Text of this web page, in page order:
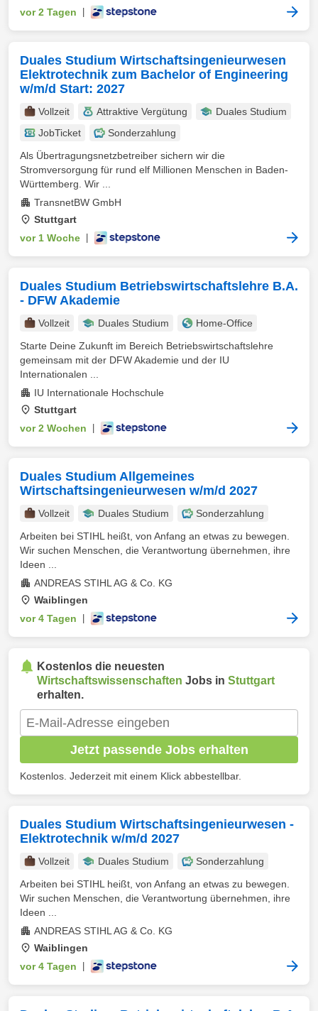
vor 2 Tagen
Duales Studium Wirtschaftsingenieurwesen
Elektrotechnik zum Bachelor of Engineering
w/m/d Start: 2027
Vollzeit Attraktive Vergütung
Duales Studium
JobTicket
Sonderzahlung
Als Übertragungsnetzbetreiber sichern wir die
Stromversorgung für rund elf Millionen Menschen in Baden-
Württemberg. Wir ...
TransnetBW GmbH
Stuttgart
vor 1 Woche
Duales Studium Betriebswirtschaftslehre B.A.
- DFW Akademie
Vollzeit Duales Studium
Home-Office
Starte Deine Zukunft im Bereich Betriebswirtschaftslehre
gemeinsam mit der DFW Akademie und der IU
Internationalen ...
IU Internationale Hochschule
Stuttgart
vor 2 Wochen
Duales Studium Allgemeines
Wirtschaftsingenieurwesen w/m/d 2027
Vollzeit Duales Studium
Sonderzahlung
Arbeiten bei STIHL heißt, von Anfang an etwas zu bewegen.
Wir suchen Menschen, die Verantwortung übernehmen, ihre
Ideen ...
ANDREAS STIHL AG & Co. KG
Waiblingen
vor 4 Tagen
Kostenlos die neuesten
Wirtschaftswissenschaften Jobs in Stuttgart
erhalten.
Jetzt passende Jobs erhalten
Kostenlos. Jederzeit mit einem Klick abbestellbar.
Duales Studium Wirtschaftsingenieurwesen -
Elektrotechnik w/m/d 2027
Vollzeit Duales Studium
Sonderzahlung
Arbeiten bei STIHL heißt, von Anfang an etwas zu bewegen.
Wir suchen Menschen, die Verantwortung übernehmen, ihre
Ideen ...
ANDREAS STIHL AG & Co. KG
Waiblingen
vor 4 Tagen